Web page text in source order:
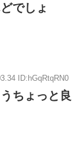
でしょ
ID:hGqRtqRN0
ちょっと良